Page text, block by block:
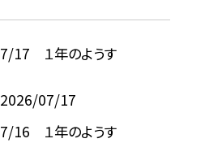
7/17 １年のようす
2026/07/17
7/16 １年のようす